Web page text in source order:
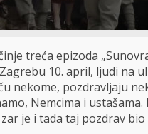
treća epizoda
10. april, ljudi na
nekome, pozdravljaju
Nemcima i
je i tada taj pozdrav